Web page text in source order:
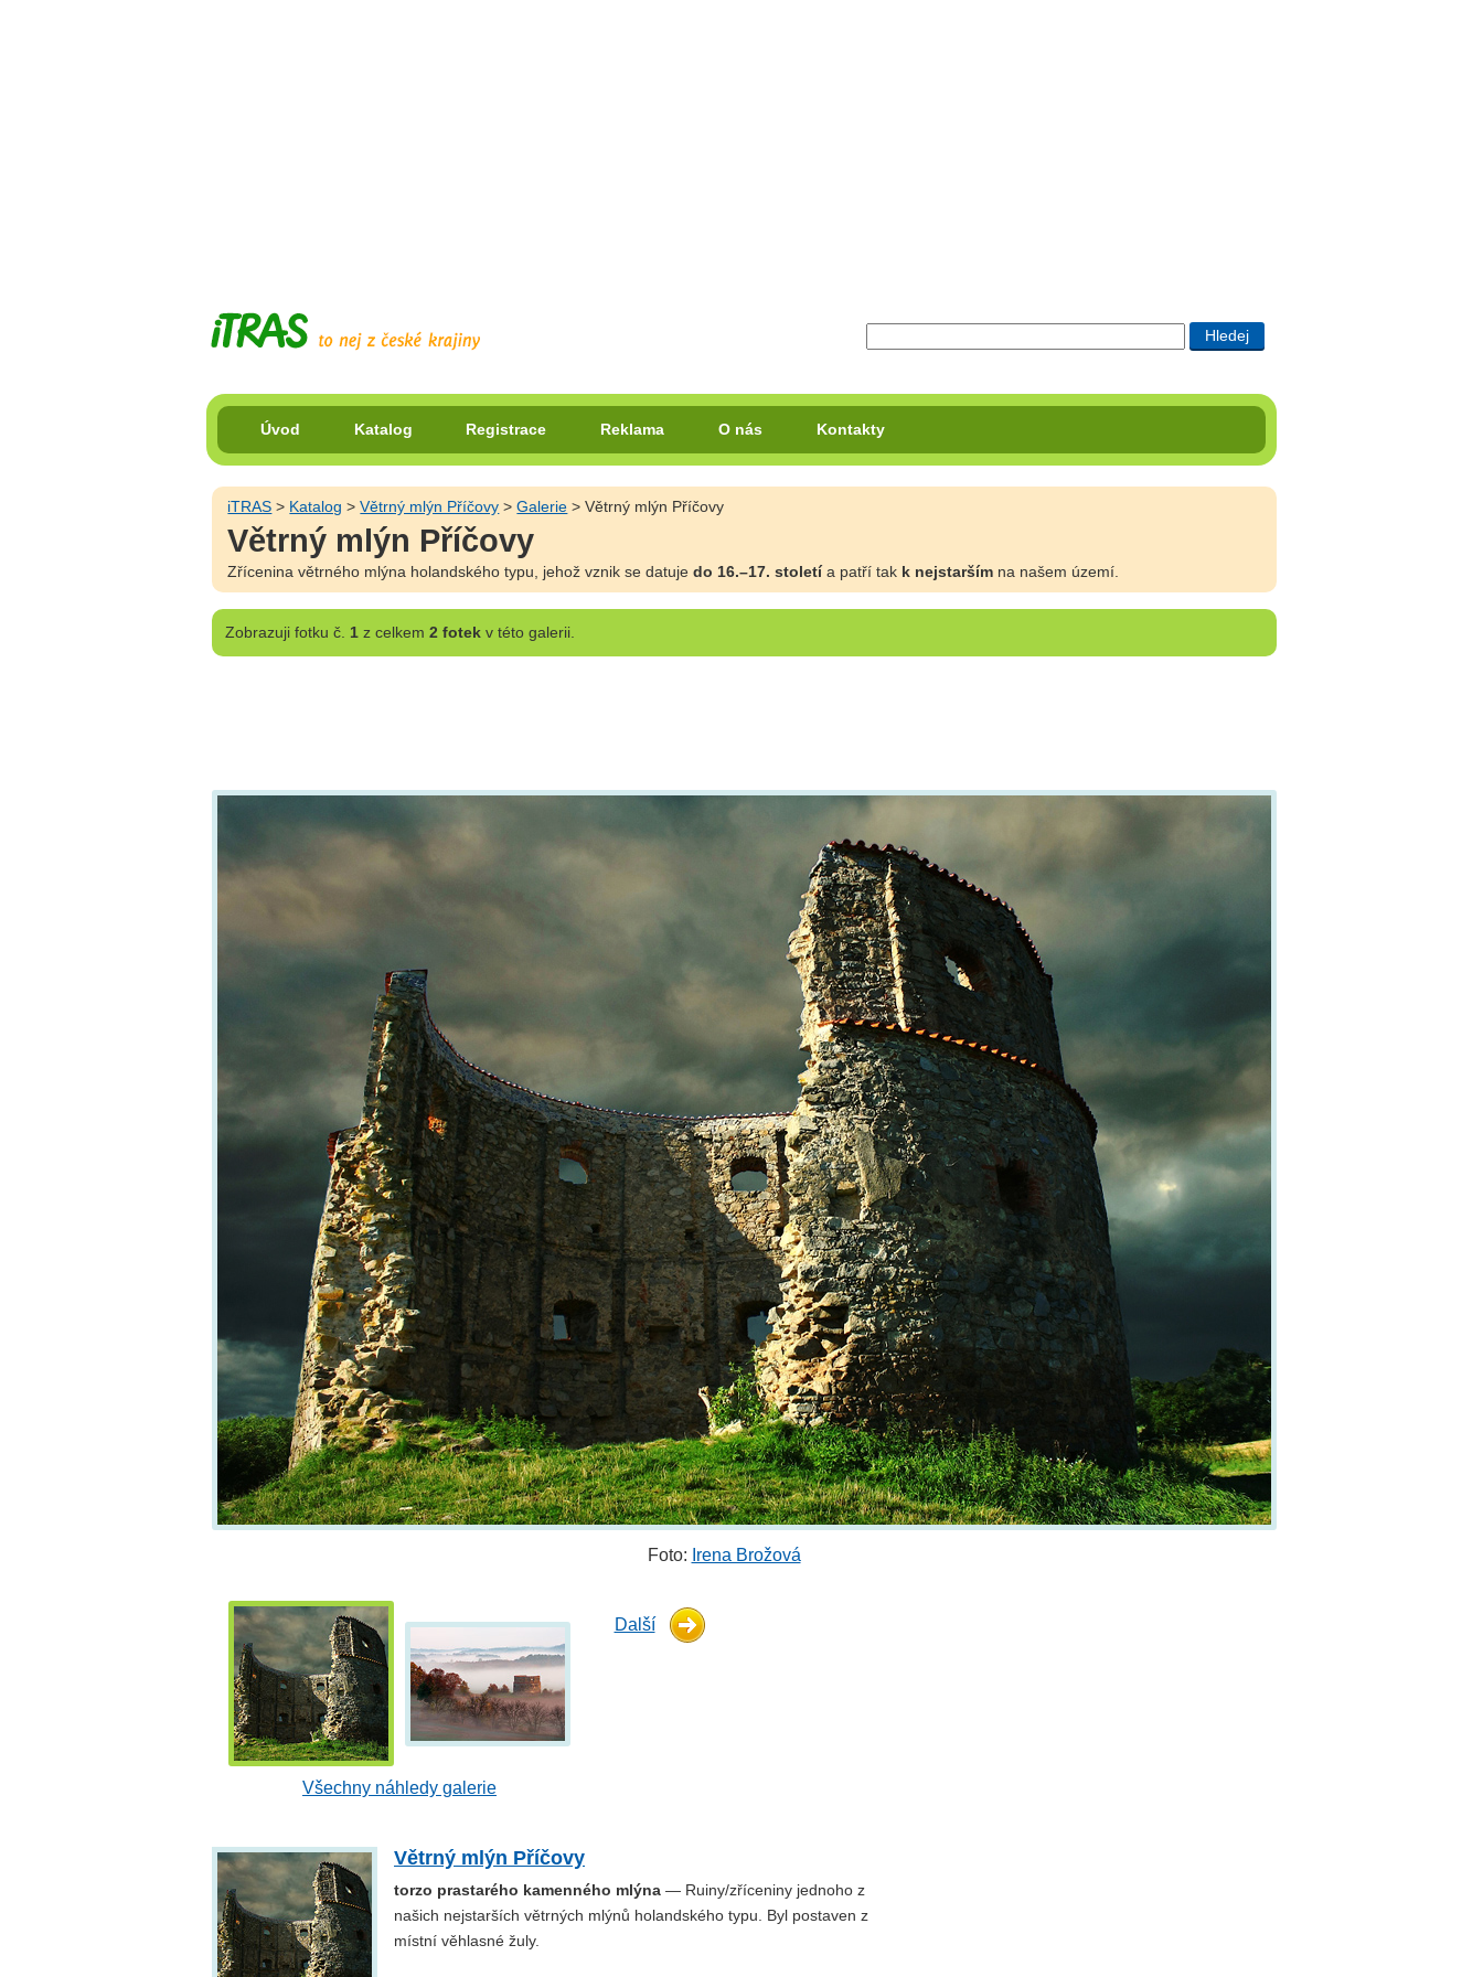
Úvod Katalog Registrace Reklama O nás Kontakty
iTRAS > Katalog >Větrný mlýn Příčovy >Galerie > Větrný mlýn Příčovy
Větrný mlýn Příčovy
Zřícenina větrného mlýna holandského typu, jehož vznik se datuje do 16.–17. stoletía patří tak k nejstaršímna našem území.
Zobrazujifotku č. 1z celkem 2 fotekv této galerii.
Foto: Irena Brožová
Všechny náhledy galerie
Další
Větrný mlýn Příčovy
torzo prastarého kamenného mlýna — Ruiny/zříceniny jednoho z
našich nejstarších větrných mlýnů holandského typu. Byl postaven z
místní věhlasné žuly.